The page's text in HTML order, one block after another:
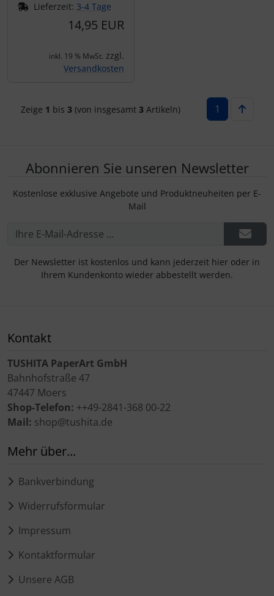
Lieferzeit: 3-4 Tage
14,95 EUR
inkl. 19 % MwSt. zzgl.
Versandkosten
Zeige 1 bis 3(von insgesamt 3Artikeln) 1
Abonnieren Sie unseren Newsletter
Kostenlose exklusive Angebote und Produktneuheiten per E-
Mail
Der Newsletter ist kostenlos und kann jederzeit hier oder in
Ihrem Kundenkonto wieder abbestellt werden.
Kontakt
TUSHITA PaperArt GmbH
Bahnhofstraße 47
47447 Moers
Shop-Telefon: ++49-2841-368 00-22
Mail: shop@tushita.de
Mehr über...
Bankverbindung
Widerrufsformular
Impressum
Kontaktformular
Unsere AGB